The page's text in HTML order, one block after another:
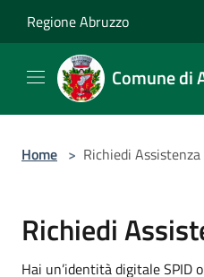
Regione Abruzzo
Comune di
Home > Richiedi Assistenza
Richiedi
Hai un’identità digitale SPID